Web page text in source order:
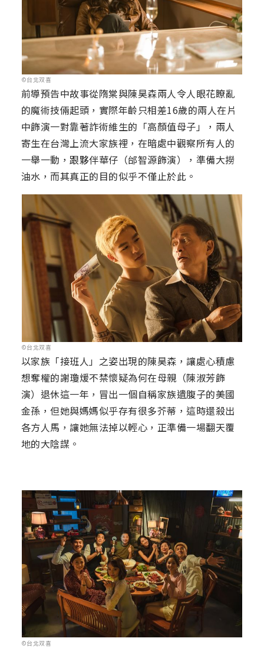
©台北双喜
前導預告中故事從隋棠與陳昊森兩人令人眼花瞭亂
的魔術技倆起頭，實際年齡只相差16歲的兩人在片
中飾演一對靠著詐術維生的「高顏值母子」，兩人
寄生在台灣上流大家族裡，在暗處中觀察所有人的
一舉一動，跟夥伴華仔（邰智源飾演），準備大撈
油水，而其真正的目的似乎不僅止於此。
©台北双喜
以家族「接班人」之姿出現的陳昊森，讓處心積慮
想奪權的謝瓊煖不禁懷疑為何在母親（陳淑芳飾
演）退休這一年，冒出一個自稱家族遺腹子的美國
金孫，但她與媽媽似乎存有很多芥蒂，這時還殺出
各方人馬，讓她無法掉以輕心，正準備一場翻天覆
地的大陰謀。
©台北双喜